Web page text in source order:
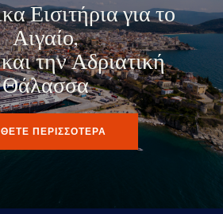
Εισιτήρια για το
Αιγαίο,
την Αδριατική
Θάλασσα
ΠΕΡΙΣΣΟΤΕΡΑ